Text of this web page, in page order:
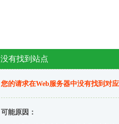
没有找到站点
您的请求在Web服务器中没有找到对
可能原因：